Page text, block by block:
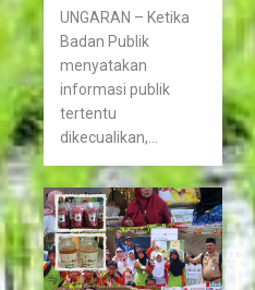
UNGARAN – Ketika
Badan Publik
menyatakan
informasi publik
tertentu
dikecualikan,...